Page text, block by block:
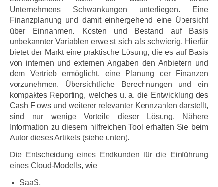
Unternehmens Schwankungen unterliegen. Eine
Finanzplanung und damit einhergehend eine Übersicht
über Einnahmen, Kosten und Bestand auf Basis
unbekannter Variablen erweist sich als schwierig. Hierfür
bietet der Markt eine praktische Lösung, die es auf Basis
von internen und externen Angaben den Anbietern und
dem Vertrieb ermöglicht, eine Planung der Finanzen
vorzunehmen. Übersichtliche Berechnungen und ein
kompaktes Reporting, welches u. a. die Entwicklung des
Cash Flows und weiterer relevanter Kennzahlen darstellt,
sind nur wenige Vorteile dieser Lösung. Nähere
Information zu diesem hilfreichen Tool erhalten Sie beim
Autor dieses Artikels (siehe unten).
Die Entscheidung eines Endkunden für die Einführung
eines Cloud-Modells, wie
SaaS,